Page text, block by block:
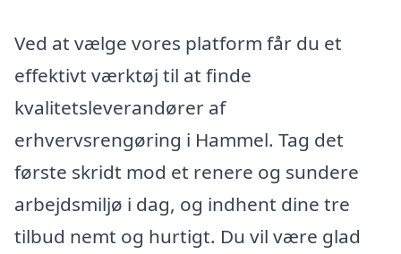
Ved at vælge vores platform får du et
effektivt værktøj til at finde
kvalitetsleverandører af
erhvervsrengøring i Hammel. Tag det
første skridt mod et renere og sundere
arbejdsmiljø i dag, og indhent dine tre
tilbud nemt og hurtigt. Du vil være glad